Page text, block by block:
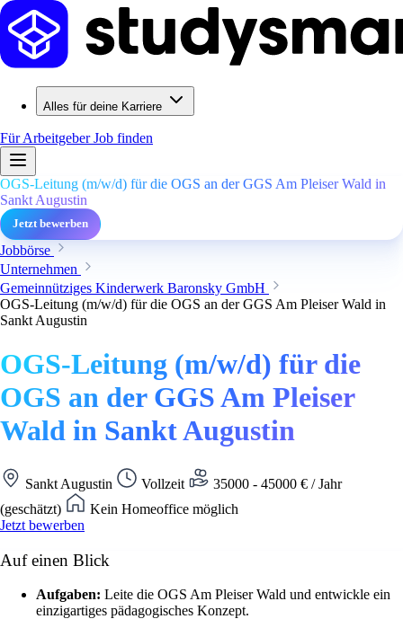
Alles für deine Karriere
Für ArbeitgeberJob finden
OGS-Leitung (m/w/d) für die OGS an der GGS Am Pleiser Wald in
Sankt Augustin
Jetzt bewerben
Jobbörse
Unternehmen
Gemeinnütziges Kinderwerk Baronsky GmbH
OGS-Leitung (m/w/d) für die OGS an der GGS Am Pleiser Wald in
Sankt Augustin
OGS-Leitung (m/w/d) für die
OGS an der GGS Am Pleiser
Wald in Sankt Augustin
Sankt Augustin Vollzeit
35000 - 45000 € / Jahr
(geschätzt)
Kein Homeoffice möglich
Jetzt bewerben
Auf einen Blick
Aufgaben: Leite die OGS Am Pleiser Wald und entwickle ein
einzigartiges pädagogisches Konzept.